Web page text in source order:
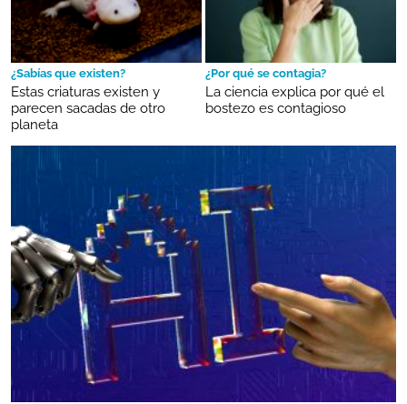
¿Sabías que existen?
Estas criaturas existen y
parecen sacadas de otro
planeta
¿Por qué se contagia?
La ciencia explica por qué el
bostezo es contagioso